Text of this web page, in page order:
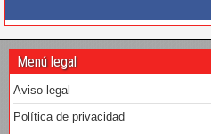
Menú legal
Aviso legal
Política de privacidad